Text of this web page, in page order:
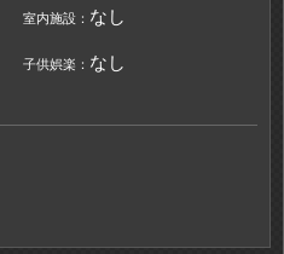
室内施設： なし
子供娯楽： なし